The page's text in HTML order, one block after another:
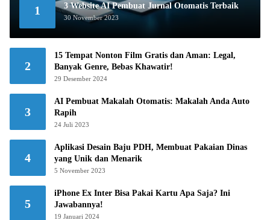
1 3 Website AI Pembuat Jurnal Otomatis Terbaik
30 November 2023
2
15 Tempat Nonton Film Gratis dan Aman: Legal,
Banyak Genre, Bebas Khawatir!
29 Desember 2024
3
AI Pembuat Makalah Otomatis: Makalah Anda Auto
Rapih
24 Juli 2023
4
Aplikasi Desain Baju PDH, Membuat Pakaian Dinas
yang Unik dan Menarik
5 November 2023
5
iPhone Ex Inter Bisa Pakai Kartu Apa Saja? Ini
Jawabannya!
19 Januari 2024